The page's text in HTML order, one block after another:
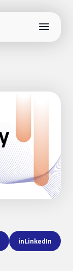
menu
inLinkedIn